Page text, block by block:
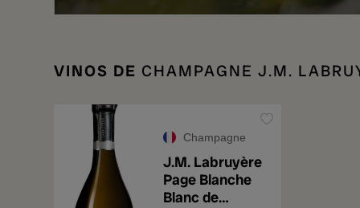
VINOS DE CHAMPAGNE J.M.
Champagne
J.M. Labruyère
Page Blanche
Blanc de